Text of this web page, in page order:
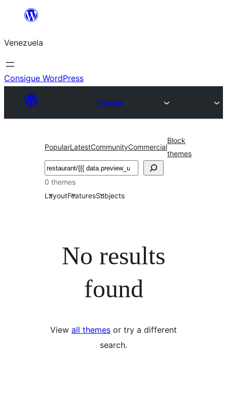
Saltar
contenido
Venezuela
Consigue WordPress
Themes
PopularLatestCommunityCommercial
Block
themes
Buscar
0 themes
LayoutFeaturesSubjects
No results
found
View all themes or try a different
search.